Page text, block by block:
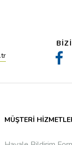
MÜŞTERI